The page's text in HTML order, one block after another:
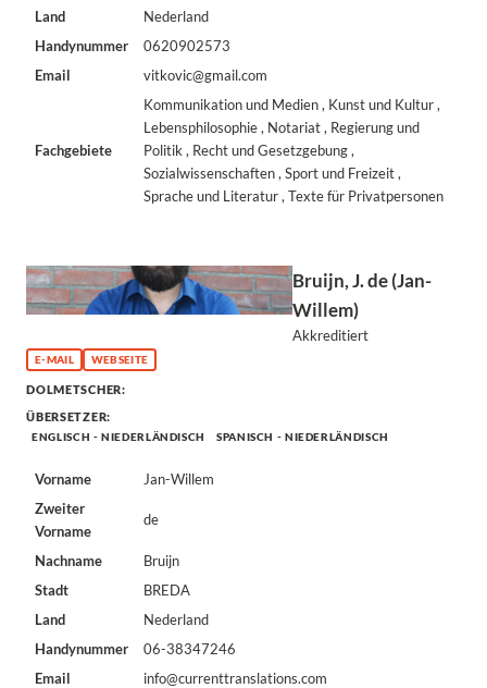
Land
Nederland
Handynummer
0620902573
Email
vitkovic@gmail.com
Fachgebiete
Kommunikation und Medien , Kunst und Kultur ,
Lebensphilosophie , Notariat , Regierung und
Politik , Recht und Gesetzgebung ,
Sozialwissenschaften , Sport und Freizeit ,
Sprache und Literatur , Texte für Privatpersonen
Bruijn, J. de (Jan-
Willem)
Akkreditiert
E-MAIL WEBSEITE
DOLMETSCHER:
ÜBERSETZER:
ENGLISCH - NIEDERLÄNDISCH SPANISCH - NIEDERLÄNDISCH
Vorname
Jan-Willem
Zweiter
Vorname
de
Nachname
Bruijn
Stadt
BREDA
Land
Nederland
Handynummer
06-38347246
Email
info@currenttranslations.com